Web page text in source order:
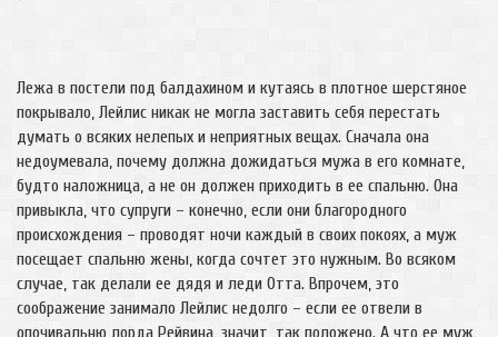
Лежа в постели под балдахином и кутаясь в плотное шерстяное
покрывало, Лейлис никак не могла заставить себя перестать
думать о всяких нелепых и неприятных вещах. Сначала она
недоумевала, почему должна дожидаться мужа в его комнате,
будто наложница, а не он должен приходить в ее спальню. Она
привыкла, что супруги – конечно, если они благородного
происхождения – проводят ночи каждый в своих покоях, а муж
посещает спальню жены, когда сочтет это нужным. Во всяком
случае, так делали ее дядя и леди Отта. Впрочем, это
соображение занимало Лейлис недолго – если ее отвели в
опочивальню лорда Рейвина, значит, так положено. А что ее муж,